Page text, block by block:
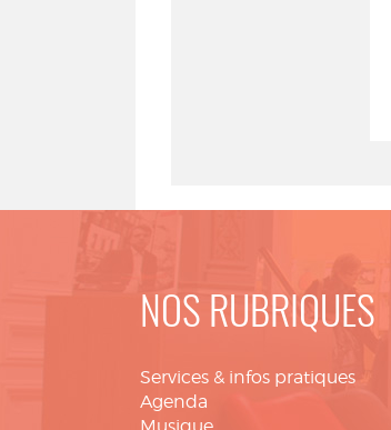
NOS RUBRIQUES
Services & infos pratiques
Agenda